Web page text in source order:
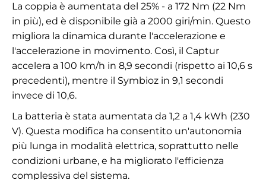
La coppia è aumentata del 25% - a 172 Nm (22 Nm
in più), ed è disponibile già a 2000 giri/min. Questo
migliora la dinamica durante l'accelerazione e
l'accelerazione in movimento. Così, il Captur
accelera a 100 km/h in 8,9 secondi (rispetto ai 10,6 s
precedenti), mentre il Symbioz in 9,1 secondi
invece di 10,6.
La batteria è stata aumentata da 1,2 a 1,4 kWh (230
V). Questa modifica ha consentito un'autonomia
più lunga in modalità elettrica, soprattutto nelle
condizioni urbane, e ha migliorato l'efficienza
complessiva del sistema.